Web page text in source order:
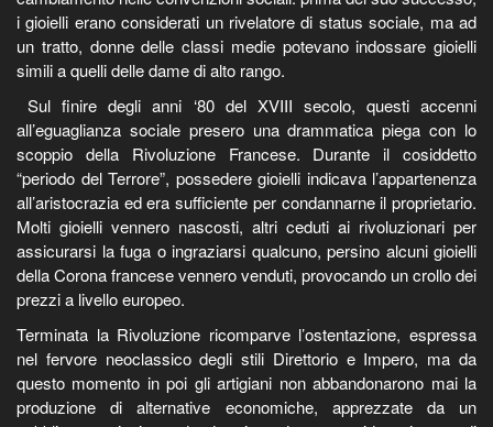
i gioielli erano considerati un rivelatore di status sociale, ma ad
un tratto, donne delle classi medie potevano indossare gioielli
simili a quelli delle dame di alto rango.
Sul finire degli anni ‘80 del XVIII secolo, questi accenni
all’eguaglianza sociale presero una drammatica piega con lo
scoppio della Rivoluzione Francese. Durante il cosiddetto
“periodo del Terrore”, possedere gioielli indicava l’appartenenza
all’aristocrazia ed era sufficiente per condannarne il proprietario.
Molti gioielli vennero nascosti, altri ceduti ai rivoluzionari per
assicurarsi la fuga o ingraziarsi qualcuno, persino alcuni gioielli
della Corona francese vennero venduti, provocando un crollo dei
prezzi a livello europeo.
Terminata la Rivoluzione ricomparve l’ostentazione, espressa
nel fervore neoclassico degli stili Direttorio e Impero, ma da
questo momento in poi gli artigiani non abbandonarono mai la
produzione di alternative economiche, apprezzate da un